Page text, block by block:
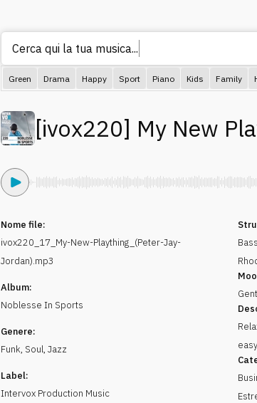
Cerca qui la tua musica...
Green Drama Happy Sport Piano Kids Family
[ivox220] My New
Nome file:
ivox220_17_My-New-Plaything_(Peter-Jay-
Jordan).mp3
Album:
Noblesse In Sports
Genere:
Funk, Soul, Jazz
Label:
Intervox Production Music